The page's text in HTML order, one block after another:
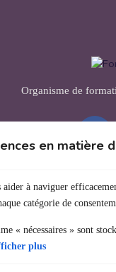
en matière
à naviguer
catégorie de
« nécessaires » sont
plus
Organisme de